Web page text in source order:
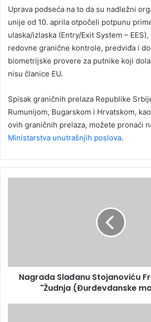
Uprava podseća na to da su nadležni
unije od 10. aprila otpočeli potpunu
ulaska/izlaska (Entry/Exit System –
redovne granične kontrole, predviđa i
biometrijske provere za putnike koji
nisu članice EU.
Spisak graničnih prelaza Republike
Rumunijom, Bugarskom i Hrvatskom,
ovih graničnih prelaza, možete pronaći
Ministarstva unutrašnjih poslova.
Nagrada Slađanu Stojanoviću
"Žudnja (Đurđevdanske